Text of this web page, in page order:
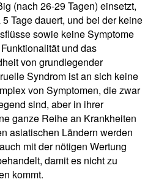
(nach 26-29 Tagen) einsetzt,
Tage dauert, und bei der keine
sowie keine Symptome
und das
von grundlegender
Syndrom ist an sich keine
von Symptomen, die zwar
sind, aber in ihrer
ganze Reihe an Krankheiten
asiatischen Ländern werden
mit der nötigen Wertung
damit es nicht zu
kommt.